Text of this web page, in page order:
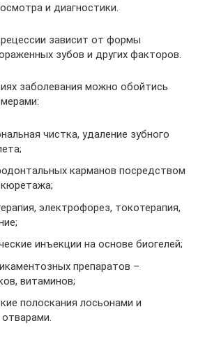
и диагностики.
зависит от формы
зубов и других факторов.
заболевания можно обойтись
чистка, удаление зубного
карманов посредством
электрофорез, токотерапия,
инъекции на основе биогелей;
препаратов –
витаминов;
полоскания лосьонами и